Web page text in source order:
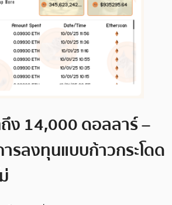
ถึง 14,000 ดอลลาร์ –
รลงทุนแบบก้าวกระโดด